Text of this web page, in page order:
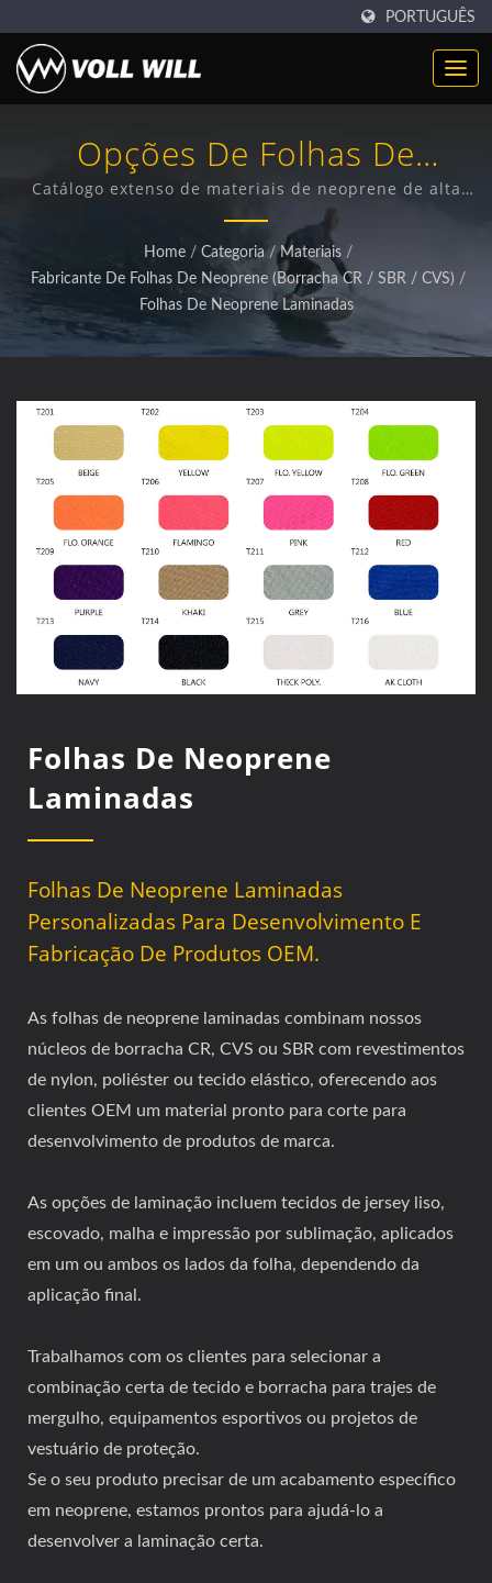
PORTUGUÊS
Opções De Folhas De
Neoprene Laminado
Premium
Catálogo extenso de materiais de neoprene de alta
qualidade com várias opções de laminação de tecido
para aplicações especializadas
Home / Categoria / Materiais /
Fabricante De Folhas De Neoprene (Borracha CR / SBR / CVS) /
Folhas De Neoprene Laminadas
Folhas De Neoprene
Laminadas
Folhas De Neoprene Laminadas
Personalizadas Para Desenvolvimento E
Fabricação De Produtos OEM.
As folhas de neoprene laminadas combinam nossos
núcleos de borracha CR, CVS ou SBR com revestimentos
de nylon, poliéster ou tecido elástico, oferecendo aos
clientes OEM um material pronto para corte para
desenvolvimento de produtos de marca.
As opções de laminação incluem tecidos de jersey liso,
escovado, malha e impressão por sublimação, aplicados
em um ou ambos os lados da folha, dependendo da
aplicação final.
Trabalhamos com os clientes para selecionar a
combinação certa de tecido e borracha para trajes de
mergulho, equipamentos esportivos ou projetos de
vestuário de proteção.
Se o seu produto precisar de um acabamento específico
em neoprene, estamos prontos para ajudá-lo a
desenvolver a laminação certa.